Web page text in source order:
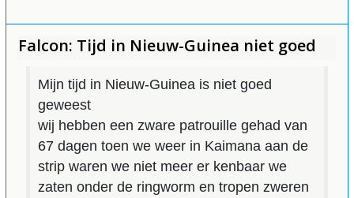
Falcon: Tijd in Nieuw-Guinea niet goed
Mijn tijd in Nieuw-Guinea is niet goed
geweest
wij hebben een zware patrouille gehad van
67 dagen toen we weer in Kaimana aan de
strip waren we niet meer er kenbaar we
zaten onder de ringworm en tropen zweren